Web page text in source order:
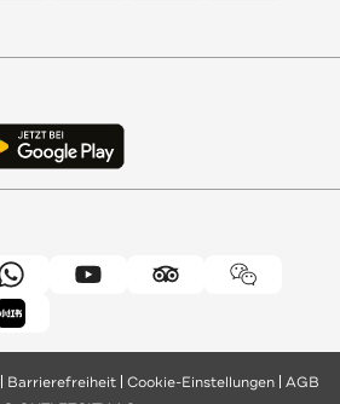
Barrierefreiheit Cookie-Einstellungen AGB